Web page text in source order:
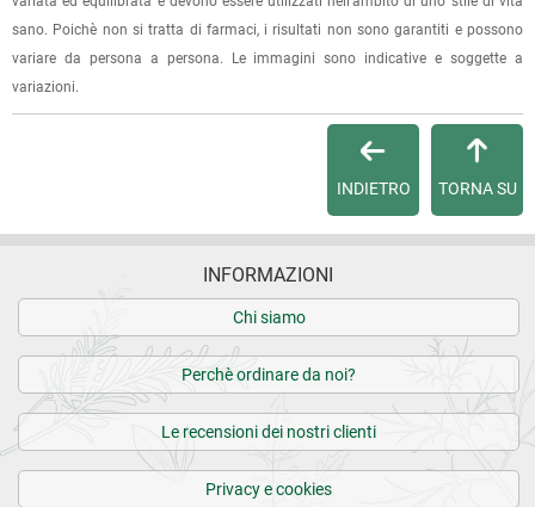
Per maggiori dettagli, vedi leCondizioni di vendita .
sano. Poichè non si tratta di farmaci, i risultati non sono garantiti e possono
variare da persona a persona. Le immagini sono indicative e soggette a
variazioni.
TORNA SU
INDIETRO
INFORMAZIONI
Chi siamo
Perchè ordinare da noi?
Le recensioni dei nostri clienti
Privacy e cookies